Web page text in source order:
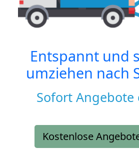
Entspannt und
umziehen nach
Sofort Angebote
Kostenlose